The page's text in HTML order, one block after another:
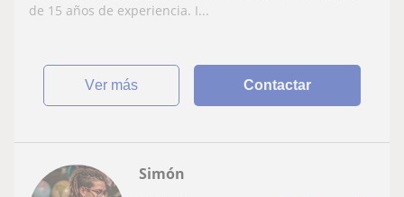
de 15 años de experiencia. I...
ver más Contactar
Simón